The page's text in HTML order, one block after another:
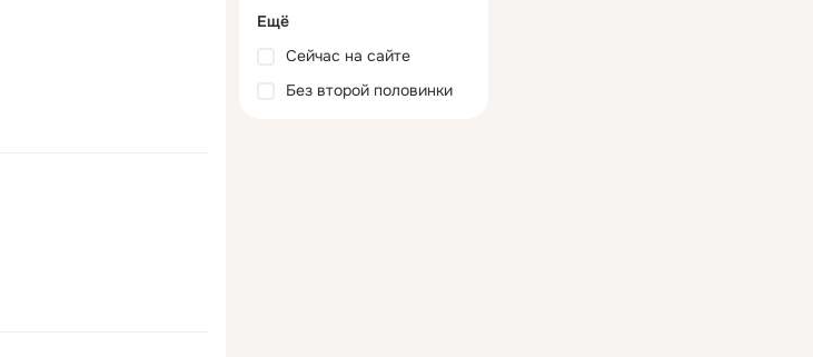
Ещё
Сейчас на сайте
Без второй половинки